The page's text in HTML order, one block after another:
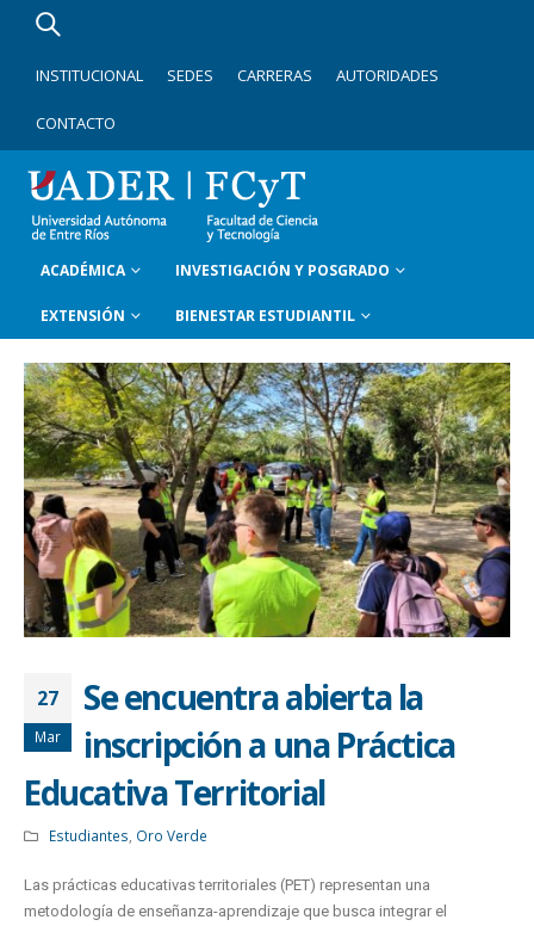
INSTITUCIONAL SEDES CARRERAS AUTORIDADES
CONTACTO
ACADÉMICA INVESTIGACIÓN Y POSGRADO
EXTENSIÓN BIENESTAR ESTUDIANTIL
27
Mar
Se encuentra abierta la
inscripción a una Práctica
Educativa Territorial
Estudiantes Oro Verde
Las prácticas educativas territoriales (PET) representan una
metodología de enseñanza-aprendizaje que busca integrar el